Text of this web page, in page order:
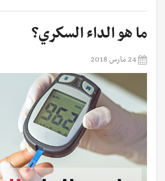
ما هو الداء السكري؟
24 مارس 2018